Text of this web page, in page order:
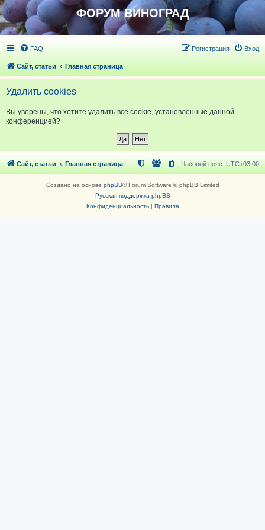
ФОРУМ ВИНОГРАД
FAQ Вход
Регистрация
Сайт, статьи Главная страница
Удалить cookies
Вы уверены, что хотите удалить все cookie, установленные данной
конференцией?
Сайт, статьи Главная страница Часовой пояс: UTC+03:00
Создано на основе phpBB® Forum Software © phpBB Limited
Русская поддержка phpBB
Конфиденциальность| Правила